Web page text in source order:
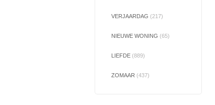
VERJAARDAG (217)
NIEUWE WONING (65)
LIEFDE (889)
ZOMAAR (437)